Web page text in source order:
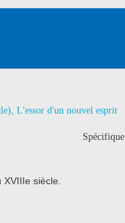
L'essor d'un nouvel esprit
Spécifique
siècle.